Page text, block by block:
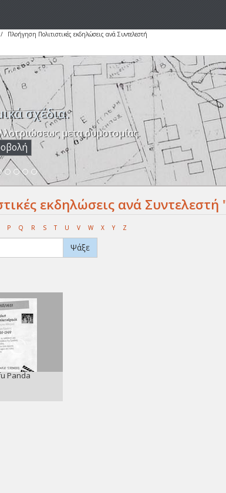
Πλοήγηση Πολιτιστικές εκδηλώσεις ανά Συντελεστή
σχέδια.
μετα ρυμοτομίας.
εκδηλώσεις ανά
P Q R S T U V W X Y Z
Ψάξε
Panda